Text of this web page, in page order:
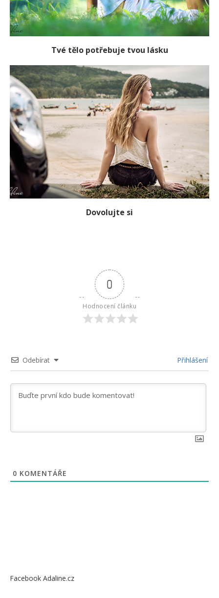
Tvé tělo potřebuje tvou lásku
Dovolujte si
0
Hodnocení článku
Odebírat Přihlášení
0 KOMENTÁŘE
Facebook Adaline.cz